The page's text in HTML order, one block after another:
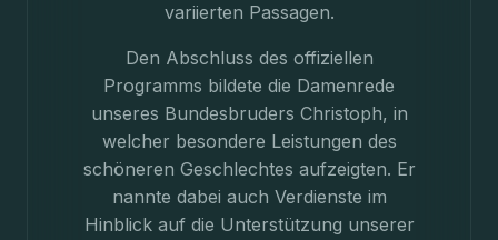
variierten Passagen.
Den Abschluss des offiziellen
Programms bildete die Damenrede
unseres Bundesbruders Christoph, in
welcher besondere Leistungen des
schöneren Geschlechtes aufzeigten. Er
nannte dabei auch Verdienste im
Hinblick auf die Unterstützung unserer